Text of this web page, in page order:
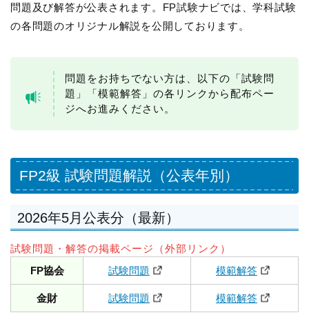
問題及び解答が公表されます。FP試験ナビでは、学科試験
の各問題のオリジナル解説を公開しております。
問題をお持ちでない方は、以下の「試験問
題」「模範解答」の各リンクから配布ペー
ジへお進みください。
FP2級 試験問題解説（公表年別）
2026年5月公表分（最新）
試験問題・解答の掲載ページ（外部リンク）
FP協会
試験問題 模範解答
金財 試験問題 模範解答